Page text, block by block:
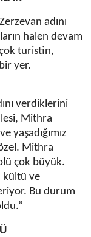
adını
halen devam
turistin,
yer.
verdiklerini
Mithra
yaşadığımız
Mithra
çok büyük.
kültü ve
Bu durum